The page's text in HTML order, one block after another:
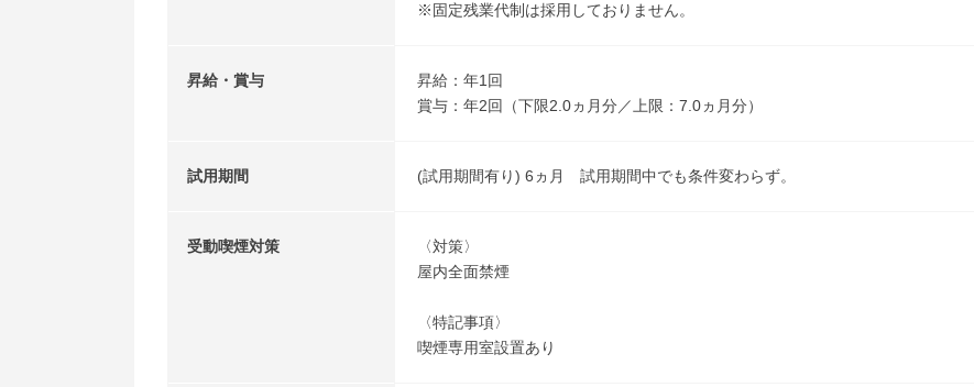
※固定残業代制は採用しておりません。
昇給・賞与
昇給：年1回
賞与：年2回（下限2.0ヵ月分／上限：7.0ヵ月分）
試用期間 (試用期間有り) 6ヵ月 試用期間中でも条件変わらず。
受動喫煙対策
〈対策〉
屋内全面禁煙
〈特記事項〉
喫煙専用室設置あり